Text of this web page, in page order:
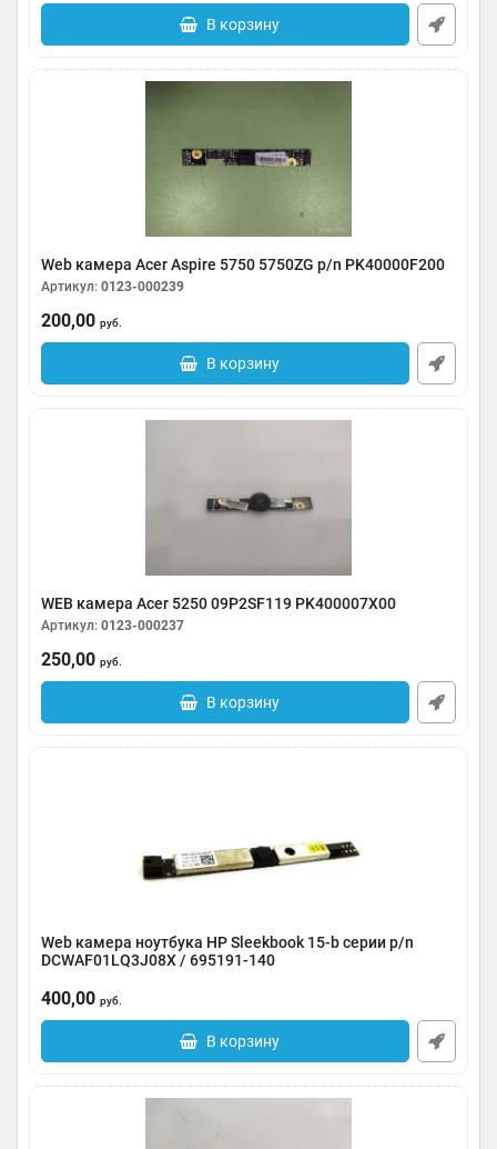
В корзину
Web камера Acer Aspire 5750 5750ZG p/n PK40000F200
Артикул: 0123-000239
200,00 руб.
В корзину
WEB камера Acer 5250 09P2SF119 PK400007X00
Артикул: 0123-000237
250,00 руб.
В корзину
Web камера ноутбука HP Sleekbook 15-b серии p/n
DCWAF01LQ3J08X / 695191-140
400,00 руб.
В корзину